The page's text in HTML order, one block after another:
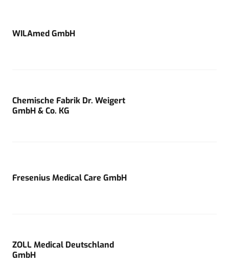
WILAmed GmbH
Chemische Fabrik Dr. Weigert
GmbH & Co. KG
Fresenius Medical Care GmbH
ZOLL Medical Deutschland
GmbH